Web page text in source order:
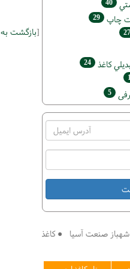
[بازگشت
40
چاپ 29
27
كاغذ 24
5
صنعت آسیا ● کاغذ سازی افق ●